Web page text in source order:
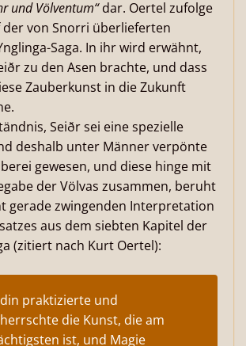
und Völventum“dar. Oertel zufolge
von Snorri überlieferten
Saga. In ihr wird erwähnt,
zu den Asen brachte, und dass
Zauberkunst in die Zukunft
Seiðr sei eine spezielle
deshalb unter Männer verpönte
gewesen, und diese hinge mit
der Völvas zusammen, beruht
gerade zwingenden Interpretation
aus dem siebten Kapitel der
(zitiert nach Kurt Oertel):
praktizierte und
die Kunst, die am
ist, und Magie